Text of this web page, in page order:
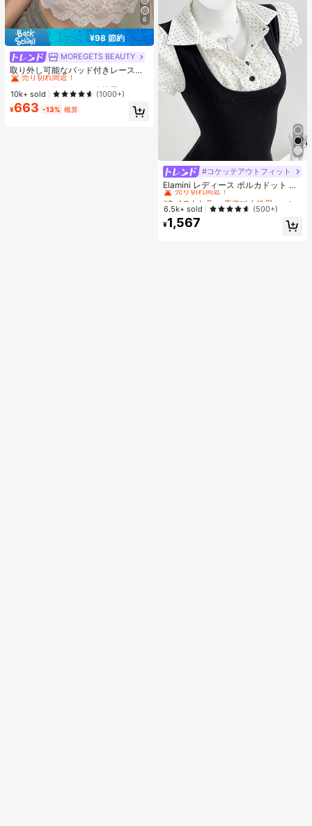
6
¥98 節約
MOREGETS BEAUTY
取り外し可能なパッド付きレースキ
ャミソール、多用途ノースリーブア
ンダーシャツ、女性向け、新学期、
クリスマス、春節、カジュアルホワ
イトサマー、シック&エレガント
#1 ベストセラー
モスク 女性用タンクトップ&キャミス
売り切れ間近！
#1 ベストセラー
売り切れ間近！
#1 ベストセラー
売り切れ間近！
#1 ベストセラー
10k+ sold (1000+)
¥663 -13% 概算
#コケッテアウトフィット
Elamini レディース ポルカドット パ
ッチワーク レーストリム 配色 ウエ
スト ショートスリーブ トップス 夏
用
#2 ベストセラー
夜遊び 女性用ブラウス
売り切れ間近！
#2 ベストセラー
売り切れ間近！
#2 ベストセラー
売り切れ間近！
#2 ベストセラー
6.5k+ sold (500+)
¥1,567